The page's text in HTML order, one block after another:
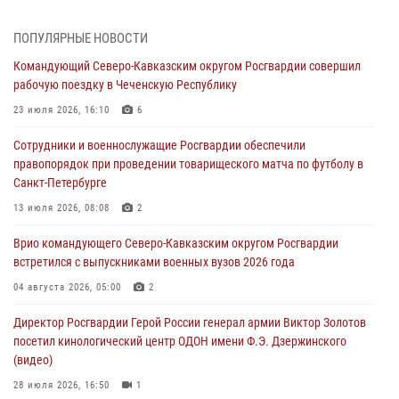
матче в Москве обеспечила Росгвардия (видео)
06 августа 2026, 10:13
задержаны в Дагестане при силовой поддержке Росгвардии
06 августа 2026, 09:00
В Югре при силовой поддержке ОМОН Росгвардии задержаны
06 августа 2026, 08:56 2
Офицер СОБР Росгвардии выступил на окружном юнармейском
06 августа 2026, 08:27
ПОПУЛЯРНЫЕ НОВОСТИ
Командующий Северо-Кавказским округом Росгвардии совершил
рабочую поездку в Чеченскую Республику
23 июля 2026, 16:10 6
Сотрудники и военнослужащие Росгвардии обеспечили
правопорядок при проведении товарищеского матча по футболу в
Санкт-Петербурге
13 июля 2026, 08:08 2
Врио командующего Северо-Кавказским округом Росгвардии
встретился с выпускниками военных вузов 2026 года
04 августа 2026, 05:00 2
Директор Росгвардии Герой России генерал армии Виктор Золотов
посетил кинологический центр ОДОН имени Ф.Э. Дзержинского
(видео)
28 июля 2026, 16:50 1